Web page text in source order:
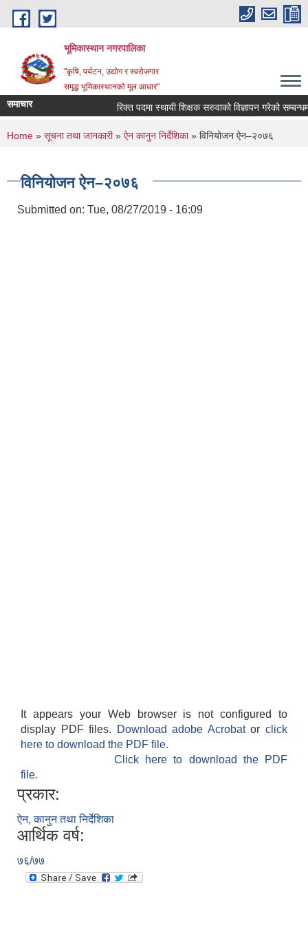
Skip to main content
भूमिकास्थान नगरपालिका
"कृषि, पर्यटन, उद्योग र स्वरोजगार
समृद्ध भूमिकास्थानको मूल आधार"
समाचार रिक्त पदमा स्थायी शिक्षक सरुवाको विज्ञापन गरेको सम्बन्धमा
You are here
Home » सूचना तथा जानकारी» ऐन कानुन निर्देशिका» विनियोजन ऐन–२०७६
विनियोजन ऐन–२०७६
Submitted on: Tue, 08/27/2019 - 16:09
It appears your Web browser is not configured to
display PDF files.
Download adobe Acrobatorclick
here to download the PDF file.
Click here to download the PDF
file.
प्रकार:
ऐन, कानुन तथा निर्देशिका
आर्थिक वर्ष:
७६/७७